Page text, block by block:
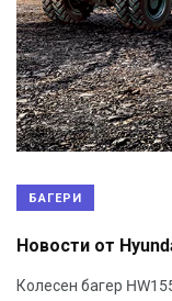
БАГЕРИ
Новости от
Колесен багер